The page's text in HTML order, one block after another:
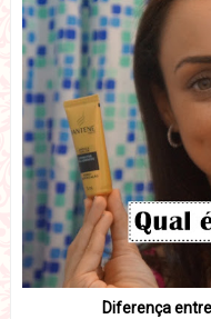
Diferença